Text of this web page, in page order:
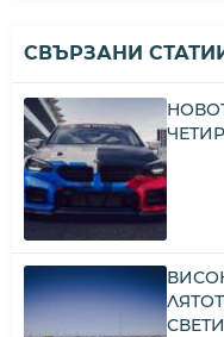
СВЪРЗАНИ